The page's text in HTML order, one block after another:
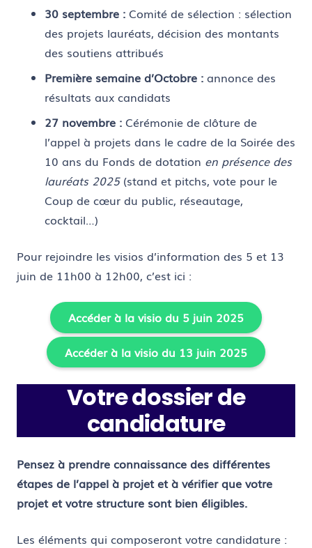
30 septembre : Comité de sélection : sélection
des projets lauréats, décision des montants
des soutiens attribués
Première semaine d’Octobre : annonce des
résultats aux candidats
27 novembre : Cérémonie de clôture de
l’appel à projets dans le cadre de la Soirée des
10 ans du Fonds de dotation en présence des
lauréats 2025(stand et pitchs, vote pour le
Coup de cœur du public, réseautage,
cocktail…)
Pour rejoindre les visios d’information des 5 et 13
juin de 11h00 à 12h00, c’est ici :
Accéder à la visio du 5 juin 2025
Accéder à la visio du 13 juin 2025
Votre dossier de
candidature
Pensez à prendre connaissance des différentes
étapes de l’appel à projet et à vérifier que votre
projet et votre structure sont bien éligibles.
Les éléments qui composeront votre candidature :